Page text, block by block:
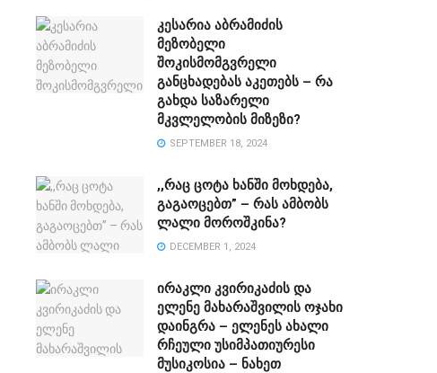
კესარია აბრამიძის
მეზობელი
შოკისმომგვრელი
განცხადებას აკეთებს – რა
გახდა საზარელი
მკვლელობის მიზეზი?
SEPTEMBER 18, 2024
,,რაც ცოტა ხანში მოხდება,
გაგაოცებთ” – რას ამბობს
ლალი მოროშკინა?
DECEMBER 1, 2024
ირაკლი კვირიკაძის და
ელენე მახარაშვილის ოჯახი
დაინგრა – ელენეს ახალი
რჩეული უსიმპათიურესი
მუსიკოსია – ნახეთ